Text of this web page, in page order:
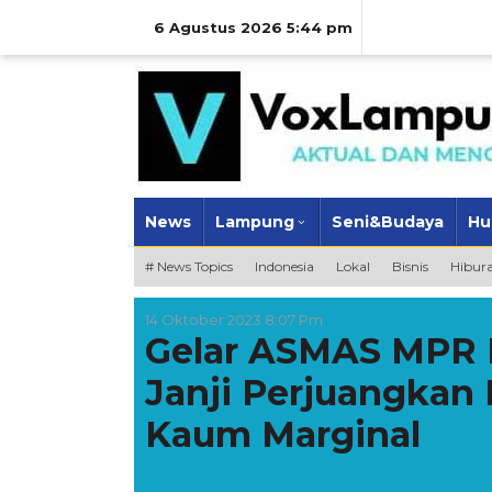
6 Agustus 2026 5:44 pm
News Lampung Seni&Budaya
# News Topics Indonesia Lokal Bisnis
14 Oktober 2023 8:07 Pm
Gelar ASMAS
Janji Perjuangkan
Kaum Marginal